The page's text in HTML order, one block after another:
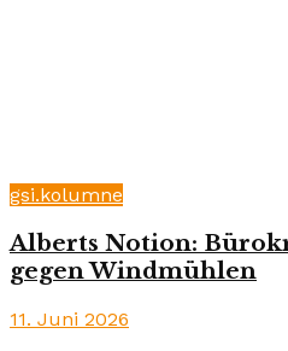
gsi.kolumne
Alberts Notion:
gegen Windmühlen
11. Juni 2026